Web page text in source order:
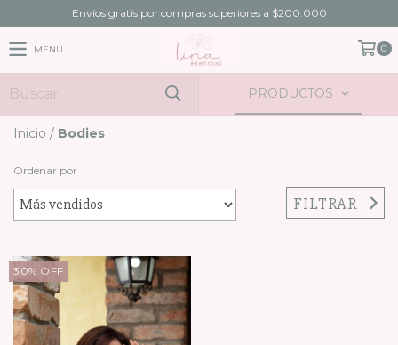
Envíos gratis por compras superiores a $200.000
MENÚ 0
PRODUCTOS
Inicio / Bodies
Ordenar por
FILTRAR
30% OFF